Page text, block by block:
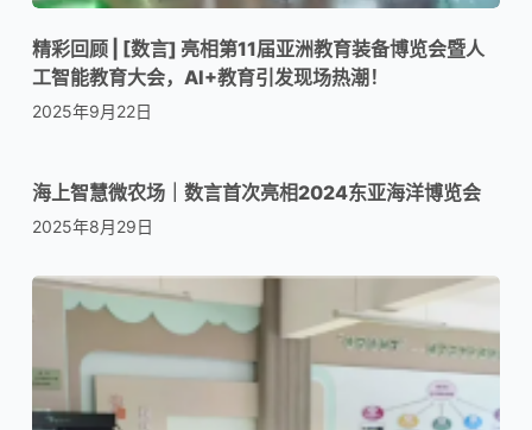
精彩回顾 | [数言] 亮相第11届亚洲教育装备博览会暨人
工智能教育大会，AI+教育引发现场热潮！
2025年9月22日
海上智慧微农场｜数言首次亮相2024东亚海洋博览会
2025年8月29日